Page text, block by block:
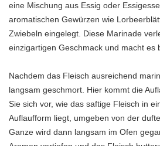
eine Mischung aus Essig oder
aromatischen Gewürzen wie
Zwiebeln eingelegt. Diese Marinade
einzigartigen Geschmack und macht es
Nachdem das Fleisch ausreichend
langsam geschmort. Hier kommt die
Sie sich vor, wie das saftige Fleisch in
Auflaufform liegt, umgeben von der
Ganze wird dann langsam im Ofen